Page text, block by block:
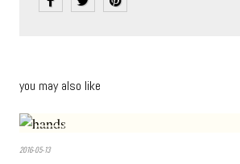
you may also like
VIEWS
2016-05-13